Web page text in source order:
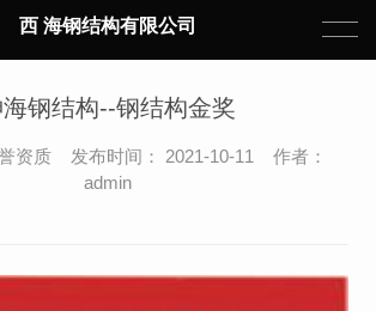
西 海钢结构有限公司
钢结构--钢结构金奖
资质 发布时间： 2021-10-11 作者：
admin